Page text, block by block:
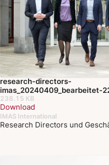
research-directors-
imas_20240409_bearbeitet-
238.15 KB
Download
Research Directors und
IMAS International